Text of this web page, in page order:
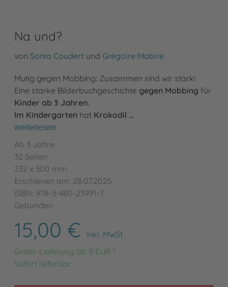
Na und?
von Sonia Coudert und Grégoire Mabire
Mutig gegen Mobbing: Zusammen sind wir stark!
Eine starke Bilderbuchgeschichte gegen Mobbing für
Kinder ab 3 Jahren.
Im Kindergarten hat Krokodil …
weiterlesen
Ab 3 Jahre
32 Seiten
232 x 300 mm
Erschienen am: 28.07.2025
ISBN: 978-3-480-23991-7
Gebunden
15,00 €
inkl. MwSt
Gratis-Lieferung ab 9 EUR *
Sofort lieferbar